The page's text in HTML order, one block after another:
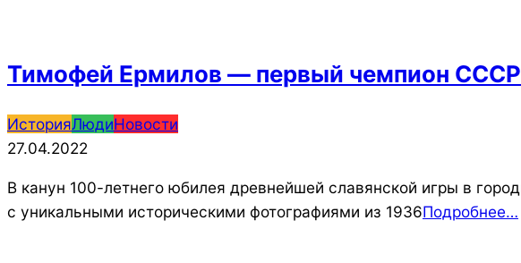
Тимофей Ермилов — первый чемпион СССР
2022-
04-
ИсторияЛюдиНовости
27.04.2022
В канун 100-летнего юбилея древнейшей славянской игры в
с уникальными историческими фотографиями из 1936Подробнее…